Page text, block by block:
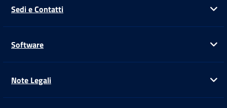
Sedi e Contatti
Software
Note Legali